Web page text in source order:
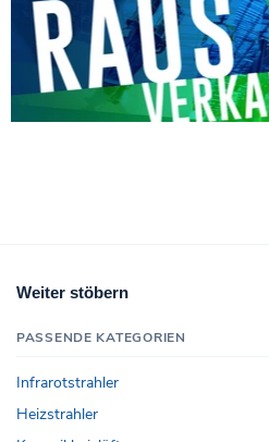
Weiter stöbern
PASSENDE KATEGORIEN
Infrarotstrahler
Heizstrahler